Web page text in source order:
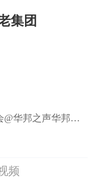
集团
弘扬中华孝道文化 服务中国老龄社会@华邦之声华邦控股集团旗下成员企业
频